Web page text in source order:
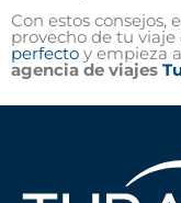
Con estos consejos,
provecho de tu
perfecto y empieza
agencia de viajes